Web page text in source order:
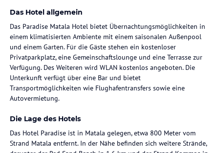
Das Hotel allgemein
Das Paradise Matala Hotel bietet Übernachtungsmöglichkeiten in
einem klimatisierten Ambiente mit einem saisonalen Außenpool
und einem Garten. Für die Gäste stehen ein kostenloser
Privatparkplatz, eine Gemeinschaftslounge und eine Terrasse zur
Verfügung. Des Weiteren wird WLAN kostenlos angeboten. Die
Unterkunft verfügt über eine Bar und bietet
Transportmöglichkeiten wie Flughafentransfers sowie eine
Autovermietung.
Die Lage des Hotels
Das Hotel Paradise ist in Matala gelegen, etwa 800 Meter vom
Strand Matala entfernt. In der Nähe befinden sich weitere Strände,